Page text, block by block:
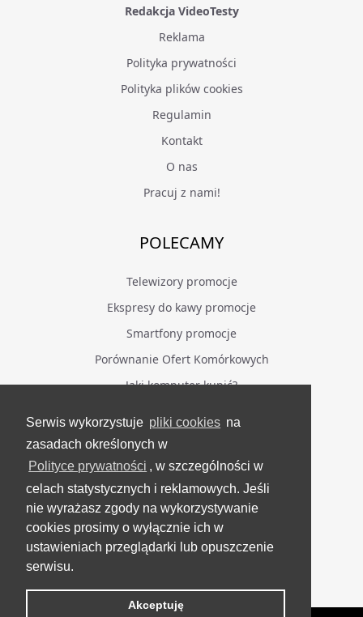
Serwis wykorzystuje pliki cookies na
zasadach określonych w
Polityce prywatności , w szczególności w
celach statystycznych i reklamowych. Jeśli
nie wyrażasz zgody na wykorzystywanie
cookies prosimy o wyłącznie ich w
ustawieniach przeglądarki lub opuszczenie
serwisu.
Akceptuję
Redakcja VideoTesty
Reklama
Polityka prywatności
Polityka plików cookies
Regulamin
Kontakt
O nas
Pracuj z nami!
POLECAMY
Telewizory promocje
Ekspresy do kawy promocje
Smartfony promocje
Porównanie Ofert Komórkowych
Jaki komputer kupić?
BĄDŹ NA BIEŻĄCO
Facebook
Grupa Testerzy Videotestów
YouTube
Twitter